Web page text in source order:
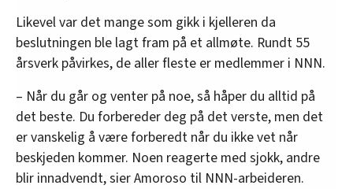
Likevel var det mange som gikk i kjelleren da
beslutningen ble lagt fram på et allmøte. Rundt 55
årsverk påvirkes, de aller fleste er medlemmer i NNN.
– Når du går og venter på noe, så håper du alltid på
det beste. Du forbereder deg på det verste, men det
er vanskelig å være forberedt når du ikke vet når
beskjeden kommer. Noen reagerte med sjokk, andre
blir innadvendt, sier Amoroso til NNN-arbeideren.